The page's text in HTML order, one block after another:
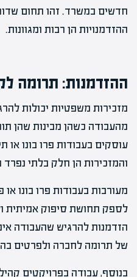
חדשים במשרד. זהו תחום
ההזדמנויות הן רבות ומגוונות.
ההזדמנות: תרומה
מזכירות משפטיות יכולות
מהעבודה כשהן מבינות שהן
עוסקים בעבודות פרו בונו או
והמזכירות הן חלק בלתי
מעורבות בעבודות פרו בונו או
לספק תחושת סיפוק אמיתית
הזדמנות להרגיש שהעבודה
של תרומה לחברה ולפרטים
בנוסף, עבודה בפרויקטים